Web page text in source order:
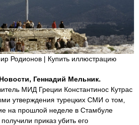
Родионов | Купить иллюстрацию
Геннадий Мельник.
МИД Греции Константинос Кутрас
утверждения турецких СМИ о том,
на прошлой неделе в Стамбуле
приказ убить его